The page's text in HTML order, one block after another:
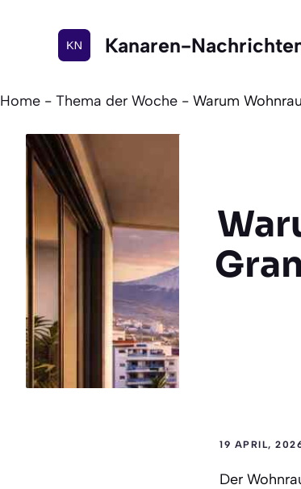
Kanaren-
Home - Thema der Woche - Warum
19 APRIL,
Der